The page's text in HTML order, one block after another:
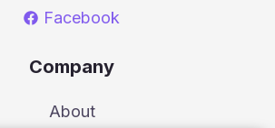
Facebook
Company
About